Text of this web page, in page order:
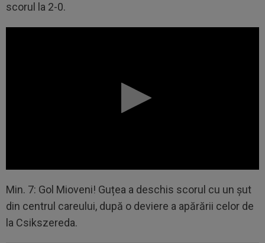
scorul la 2-0.
Min. 7: Gol Mioveni! Guțea a deschis scorul cu un șut
din centrul careului, după o deviere a apărării celor de
la Csikszereda.